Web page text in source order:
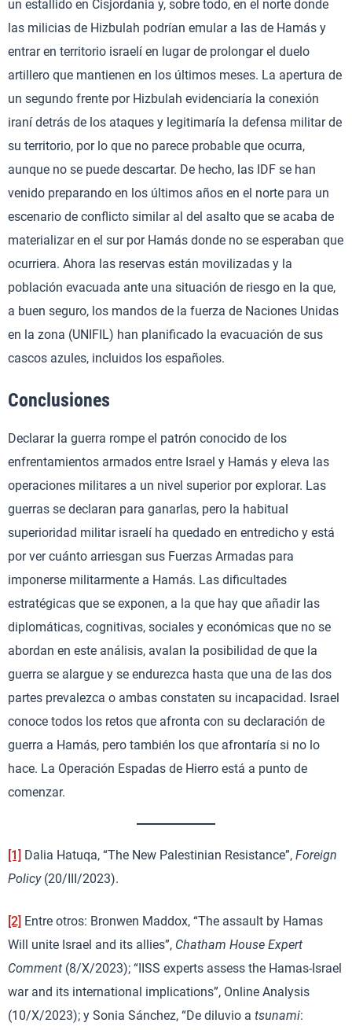
un estallido en Cisjordania y, sobre todo, en el norte donde
las milicias de Hizbulah podrían emular a las de Hamás y
entrar en territorio israelí en lugar de prolongar el duelo
artillero que mantienen en los últimos meses. La apertura de
un segundo frente por Hizbulah evidenciaría la conexión
iraní detrás de los ataques y legitimaría la defensa militar de
su territorio, por lo que no parece probable que ocurra,
aunque no se puede descartar. De hecho, las IDF se han
venido preparando en los últimos años en el norte para un
escenario de conflicto similar al del asalto que se acaba de
materializar en el sur por Hamás donde no se esperaban que
ocurriera. Ahora las reservas están movilizadas y la
población evacuada ante una situación de riesgo en la que,
a buen seguro, los mandos de la fuerza de Naciones Unidas
en la zona (UNIFIL) han planificado la evacuación de sus
cascos azules, incluidos los españoles.
Conclusiones
Declarar la guerra rompe el patrón conocido de los
enfrentamientos armados entre Israel y Hamás y eleva las
operaciones militares a un nivel superior por explorar. Las
guerras se declaran para ganarlas, pero la habitual
superioridad militar israelí ha quedado en entredicho y está
por ver cuánto arriesgan sus Fuerzas Armadas para
imponerse militarmente a Hamás. Las dificultades
estratégicas que se exponen, a la que hay que añadir las
diplomáticas, cognitivas, sociales y económicas que no se
abordan en este análisis, avalan la posibilidad de que la
guerra se alargue y se endurezca hasta que una de las dos
partes prevalezca o ambas constaten su incapacidad. Israel
conoce todos los retos que afronta con su declaración de
guerra a Hamás, pero también los que afrontaría si no lo
hace. La Operación Espadas de Hierro está a punto de
comenzar.
[1] Dalia Hatuqa, “The New Palestinian Resistance”, Foreign
Policy(20/III/2023).
[2] Entre otros: Bronwen Maddox, “The assault by Hamas
Will unite Israel and its allies”, Chatham House Expert
Comment (8/X/2023); “IISS experts assess the Hamas-Israel
war and its international implications”, Online Analysis
(10/X/2023); y Sonia Sánchez, “De diluvio a tsunami: